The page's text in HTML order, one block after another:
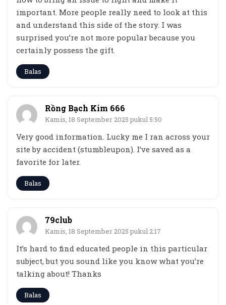
important. More people really need to look at this
and understand this side of the story. I was
surprised you’re not more popular because you
certainly possess the gift.
Balas
Rồng Bạch Kim 666
Kamis, 18 September 2025 pukul 5:50
Very good information. Lucky me I ran across your
site by accident (stumbleupon). I’ve saved as a
favorite for later.
Balas
79club
Kamis, 18 September 2025 pukul 2:17
It’s hard to find educated people in this particular
subject, but you sound like you know what you’re
talking about! Thanks
Balas